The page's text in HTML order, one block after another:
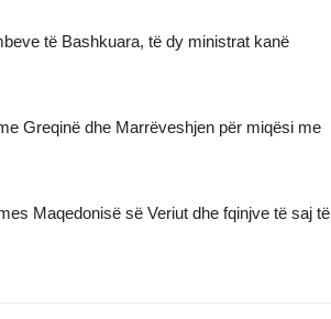
të Bashkuara, të dy ministrat kanë
Greqinë dhe Marrëveshjen për miqësi me
Maqedonisë së Veriut dhe fqinjve të saj të